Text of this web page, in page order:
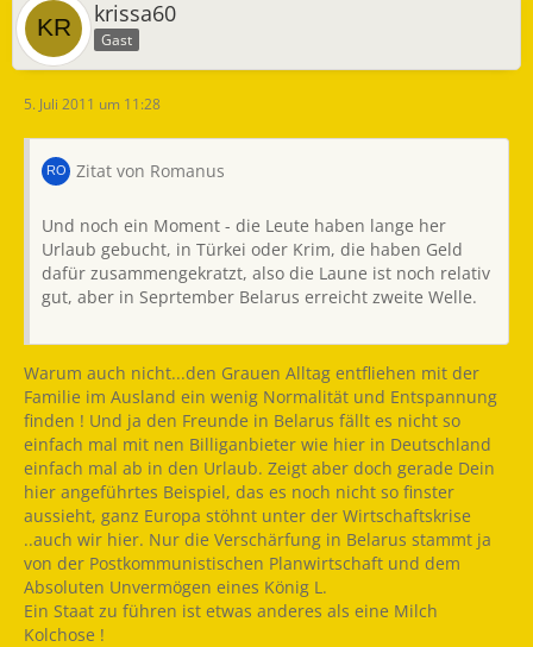
krissa60
Gast
5. Juli 2011 um 11:28
Zitat von Romanus
Und noch ein Moment - die Leute haben lange her
Urlaub gebucht, in Türkei oder Krim, die haben Geld
dafür zusammengekratzt, also die Laune ist noch relativ
gut, aber in Seprtember Belarus erreicht zweite Welle.
Warum auch nicht...den Grauen Alltag entfliehen mit der
Familie im Ausland ein wenig Normalität und Entspannung
finden ! Und ja den Freunde in Belarus fällt es nicht so
einfach mal mit nen Billiganbieter wie hier in Deutschland
einfach mal ab in den Urlaub. Zeigt aber doch gerade Dein
hier angeführtes Beispiel, das es noch nicht so finster
aussieht, ganz Europa stöhnt unter der Wirtschaftskrise
..auch wir hier. Nur die Verschärfung in Belarus stammt ja
von der Postkommunistischen Planwirtschaft und dem
Absoluten Unvermögen eines König L.
Ein Staat zu führen ist etwas anderes als eine Milch
Kolchose !